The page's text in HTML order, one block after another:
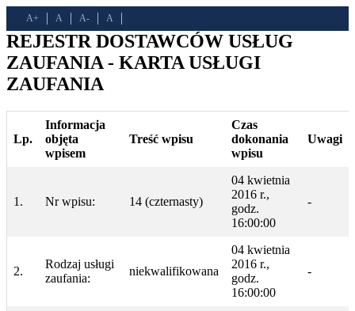
A+ A A- A
REJESTR DOSTAWCÓW USŁUG
ZAUFANIA - KARTA USŁUGI
ZAUFANIA
Lp.
Informacja
objęta
wpisem
Treść wpisu
Czas
dokonania
wpisu
Uwagi
1. Nr wpisu: 14 (czternasty)
04 kwietnia
2016 r.,
godz.
16:00:00
-
2.
Rodzaj usługi
zaufania:
niekwalifikowana
04 kwietnia
2016 r.,
godz.
16:00:00
-